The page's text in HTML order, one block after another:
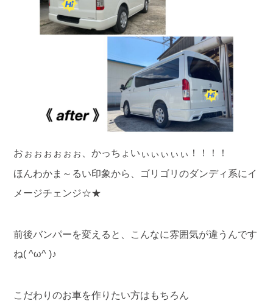
おぉぉぉぉぉぉ、かっちょいぃぃぃぃぃ！！！！
ほんわかま～るい印象から、ゴリゴリのダンディ系にイ
メージチェンジ☆★
前後バンパーを変えると、こんなに雰囲気が違うんです
ね( ^ω^ )♪
こだわりのお車を作りたい方はもちろん